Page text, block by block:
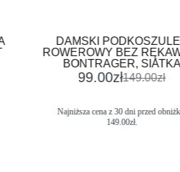
DAMSKI PODKOSZULEK
ROWEROWY BEZ RĘKAWÓW
BONTRAGER, SIATKA
149.00zł
99.00zł
Najniższa cena z 30 dni przed obniżką:
149.00zł.